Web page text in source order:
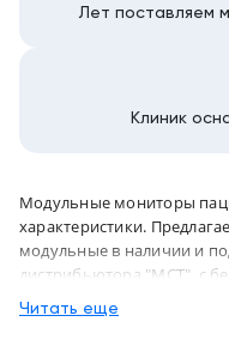
Лет поставляем
Клиник
Модульные мониторы
характеристики.
модульные в наличии и
дистрибьютора "МСТ", с
и по всей России
Читать еще